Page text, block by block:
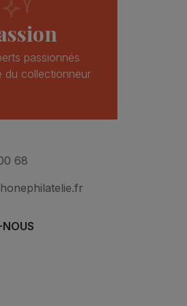
passionnés
du collectionneur
68
NOUS